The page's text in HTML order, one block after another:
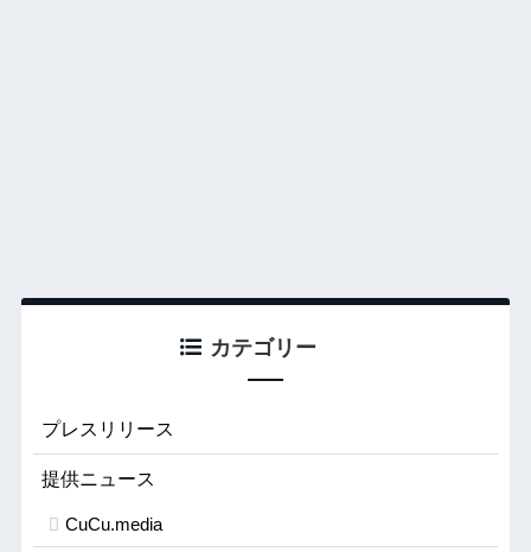
カテゴリー
プレスリリース
提供ニュース
CuCu.media